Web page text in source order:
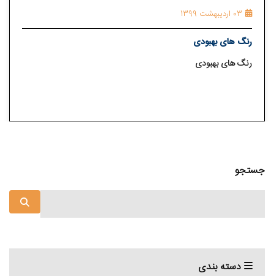
03 اردیبهشت 1399
رنگ های بهبودی
رنگ های بهبودی
جستجو
دسته بندی